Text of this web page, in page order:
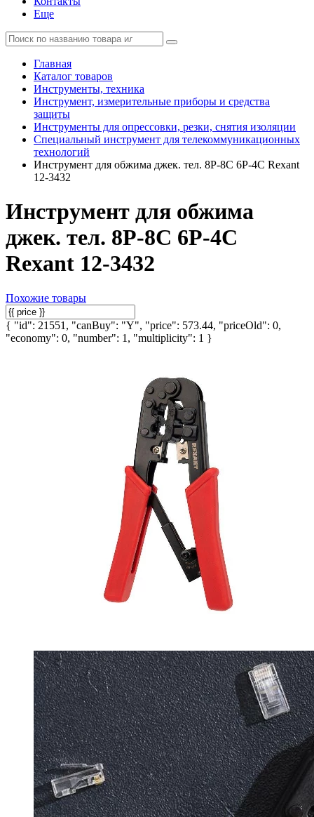
Еще
Главная
Каталог товаров
Инструменты, техника
Инструмент, измерительные приборы и средства
защиты
Инструменты для опрессовки, резки, снятия изоляции
Специальный инструмент для телекоммуникационных
технологий
Инструмент для обжима джек. тел. 8P-8C 6P-4C Rexant
12-3432
Инструмент для обжима
джек. тел. 8P-8C 6P-4C
Rexant 12-3432
Похожие товары
{ "id": 21551, "canBuy": "Y", "price": 573.44, "priceOld": 0,
"economy": 0, "number": 1, "multiplicity": 1 }